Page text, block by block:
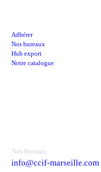
Adhérer
Nos bureaux
Hub export
Notre catalogue
Nos bureaux
info@ccif-marseille.com